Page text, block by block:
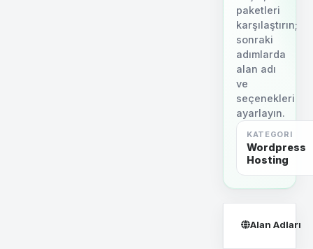
paketleri
karşılaştırın;
sonraki
adımlarda
alan adı
ve
seçenekleri
ayarlayın.
KATEGORI
Wordpress
Hosting
Alan Adları